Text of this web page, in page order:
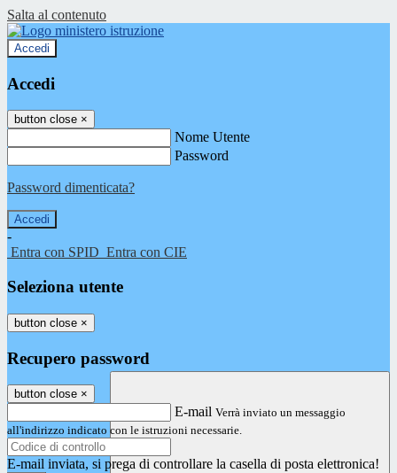
Salta al contenuto
Accedi
Accedi
button close ×
Nome Utente
Password
Password dimenticata?
-
Entra con SPID Entra con CIE
Seleziona utente
button close ×
Recupero password
button close ×
E-mail Verrà inviato un messaggio
all'indirizzo indicato con le istruzioni necessarie.
E-mail inviata, si prega di controllare la casella di posta elettronica!